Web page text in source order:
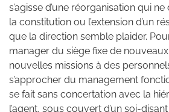
s’agisse d’une réorganisation qui
la constitution ou l’extension d’un
que la direction semble plaider.
manager du siège fixe de
nouvelles missions à des
s’approcher du management
se fait sans concertation avec la
l’agent, sous couvert d’un soi-